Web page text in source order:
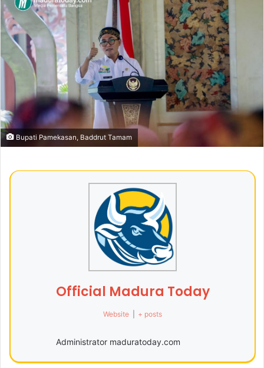
d
n
e
m
a
i
l
Bupati Pamekasan, Baddrut Tamam
Official Madura Today
Website + posts
Administrator maduratoday.com